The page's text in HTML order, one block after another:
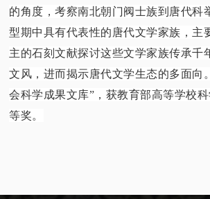
的角度，考察南北朝门阀士族到唐代科
型期中具有代表性的唐代文学家族，主
主的石刻文献探讨这些文学家族传承千
文风，进而揭示唐代文学生态的多面向。
会科学成果文库”，获教育部高等学校
等奖。